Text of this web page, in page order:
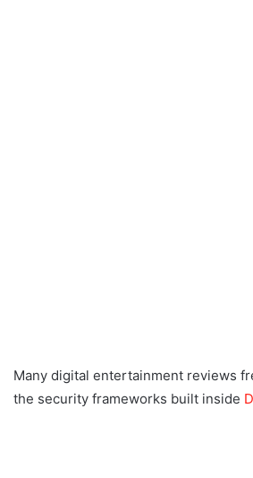
Many digital entertainment reviews
the security frameworks built inside